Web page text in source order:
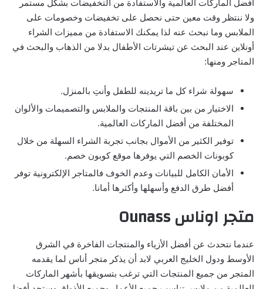
أفضل الماركات العالمية والاستفادة من التخفيضات بشكل مستمر
ولا ننتظر وقت معين حتى نحصل على تخفيضات وخصومات على
الملابس وما نبحث عنه لذا يمكنك الاستفادة من مميزات الشراء
أونلاين عند البحث عن تيشرتات الأطفال بدلا من الذهاب والبحث في
المتاجر ومنها:
سهولة شراء كل ما تريدينه للطفل وأنتِ بالمنزل.
الاختيار من بين باقة المنتجات والملابس والتصميمات والألوان
المختلفة من أفضل الماركات العالمية.
توفير الكثير من الأموال بجانب تجربة الشراء السهلة من خلال
كوبونات الخصم التي يوفرها موقع كوبون خصم.
الأمان الكامل للبيانات وعدم الخوف فالمتاجر الإلكترونية توفر
أفضل طرق الدفع وأسهلها وأكثرها أمانا.
متجر اوناس Ounass
عندما نتحدث عن أفضل الأزياء والمنتجات الفاخرة في الشرق
الأوسط ودول الخليج العربي لابد أن يذكر متجر أناس لما يقدمه
المتجر من جميع المنتجات التي ترغب بتسويقها بأشهر الماركات